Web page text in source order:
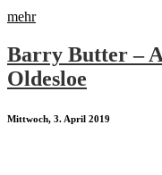
mehr
Barry Butter –
Oldesloe
Mittwoch, 3. April 2019